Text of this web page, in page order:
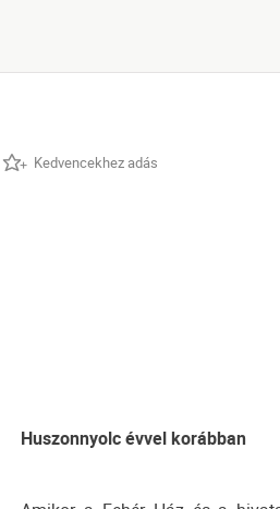
Kedvencekhez adás
Huszonnyolc évvel korábban